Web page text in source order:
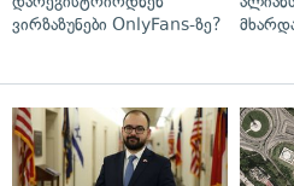
ვირზაზუნები OnlyFans-ზე?